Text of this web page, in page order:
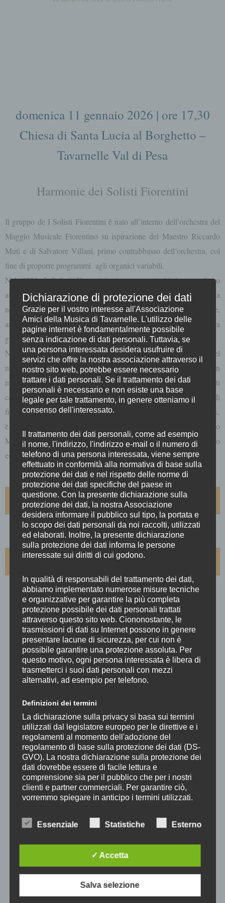
domenica 11 gennaio 2026 | ore 17,30
Chiesa di Santa Lucia al Borghetto –
Tavarnelle Val di Pesa
Harmonie dei Solisti Fiorentini
Il gruppo de I Solisti Fiorentini è nato all’interno dell’orchestra del
Maggio Musicale Fiorentino su ispirazione del Maestro Riccardo
Muti e di Salvatore Villani, primo contrabbasso dell’orchestra, col
fine di proporre programmi agli organici variabili.
Nel 1981 I Solisti Fiorentini si sono costituiti in complesso
autonomo e per più di venti anni hanno svolto un’intensa attività sia
nel campo della musica da camera, sia in quella orchestrale,
arrivando persino a costituire un’orchestra di 45 elementi, diretta fra
gli altri da Muti, Mehta, Chung.
Nel 2023 Renzo Pelli e Giovanni Riccucci, che facevano parte del
nucleo originario, hanno deciso di raccogliere questa eredità, in
modo di poter proporre, insieme a vecchi e giovani amici, concerti
cameristici in linea con la programmazione originaria. Il gruppo di
fiati che si esibirà oggi, secondo la tradizione dell’Harmoniemusik,
è diretto da Mario Bruno, già cornista dell’Orchestra del Maggio
Musicale Fiorentino, e autore delle trascrizioni che verranno
eseguite.
INGRESSO
L’ingresso al concerto è libero senza prenotazione
PROGRAMMA
GIOACHINO ROSSINI
Il Barbiere di Siviglia
Ouverture
GIUSEPPE VERDI
Nabucco
Sinfonia
GIOACHINO ROSSINI
GEORGES BIZET
Carmen
Suite
Toreador
Habanera
Les dragons d’Alcala
Intermezzo
Chanson du toreador
JOHANN STRAUSS JR.
Frühlingsstimmen
Valzer
Dichiarazione di protezione dei dati
Grazie per il vostro interesse all'Associazione
Amici della Musica di Tavarnelle. L'utilizzo delle
pagine internet è fondamentalmente possibile
senza indicazione di dati personali. Tuttavia, se
una persona interessata desidera usufruire di
servizi che offre la nostra associazione attraverso il
nostro sito web, potrebbe essere necessario
trattare i dati personali. Se il trattamento dei dati
personali è necessario e non esiste una base
legale per tale trattamento, in genere otteniamo il
consenso dell'interessato.
Il trattamento dei dati personali, come ad esempio
il nome, l'indirizzo, l'indirizzo e-mail o il numero di
telefono di una persona interessata, viene sempre
effettuato in conformità alla normativa di base sulla
protezione dei dati e nel rispetto delle norme di
protezione dei dati specifiche del paese in
questione. Con la presente dichiarazione sulla
protezione dei dati, la nostra Associazione
desidera informare il pubblico sul tipo, la portata e
lo scopo dei dati personali da noi raccolti, utilizzati
ed elaborati. Inoltre, la presente dichiarazione
sulla protezione dei dati informa le persone
interessate sui diritti di cui godono.
In qualità di responsabili del trattamento dei dati,
abbiamo implementato numerose misure tecniche
e organizzative per garantire la più completa
protezione possibile dei dati personali trattati
attraverso questo sito web. Ciononostante, le
trasmissioni di dati su Internet possono in genere
presentare lacune di sicurezza, per cui non è
possibile garantire una protezione assoluta. Per
questo motivo, ogni persona interessata è libera di
trasmetterci i suoi dati personali con mezzi
alternativi, ad esempio per telefono.
Definizioni dei termini
La dichiarazione sulla privacy si basa sui termini
utilizzati dal legislatore europeo per le direttive e i
regolamenti al momento dell'adozione del
regolamento di base sulla protezione dei dati (DS-
GVO). La nostra dichiarazione sulla protezione dei
dati dovrebbe essere di facile lettura e
comprensione sia per il pubblico che per i nostri
clienti e partner commerciali. Per garantire ciò,
vorremmo spiegare in anticipo i termini utilizzati.
Nella presente informativa sulla privacy utilizziamo
a) Dati personali
Dati personali: qualsiasi informazione
identificabile (di seguito "interessato"). Per
persona fisica identificabile si intende una
Essenziale Statistiche Esterno
✓ Accetta
Salva selezione